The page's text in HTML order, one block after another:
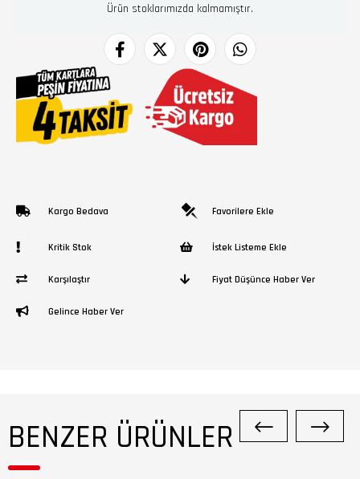
Ürün stoklarımızda kalmamıştır.
Kargo Bedava Favorilere Ekle
Kritik Stok İstek Listeme Ekle
Karşılaştır Fiyat Düşünce Haber Ver
Gelince Haber Ver
BENZER ÜRÜNLER